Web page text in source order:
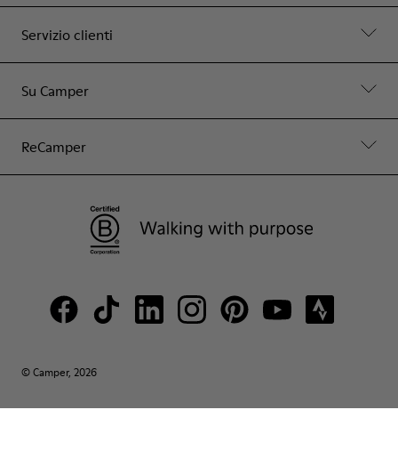
Servizio clienti
Su Camper
ReCamper
© Camper, 2026